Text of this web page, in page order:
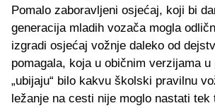
Pomalo zaboravljeni osjećaj, koji bi
generacija mladih vozača mogla
izgradi osjećaj vožnje daleko od
pomagala, koja u običnim verzijama
„ubijaju“ bilo kakvu školski pravilnu
ležanje na cesti nije moglo nastati tek